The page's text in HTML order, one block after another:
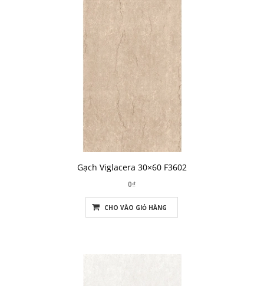
Gạch Viglacera 30×60 F3602
0₫
CHO VÀO GIỎ HÀNG